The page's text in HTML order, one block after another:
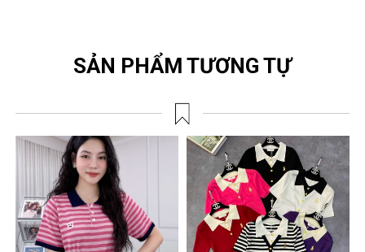
SẢN PHẨM TƯƠNG TỰ